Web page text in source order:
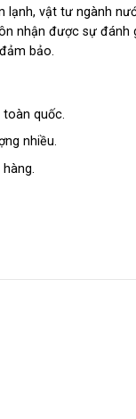
lạnh, vật tư ngành
nhận được sự đánh
bảo.
quốc.
nhiều.